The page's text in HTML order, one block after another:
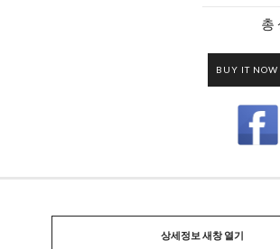
총
BUY IT NOW
상세정보 새창 열기